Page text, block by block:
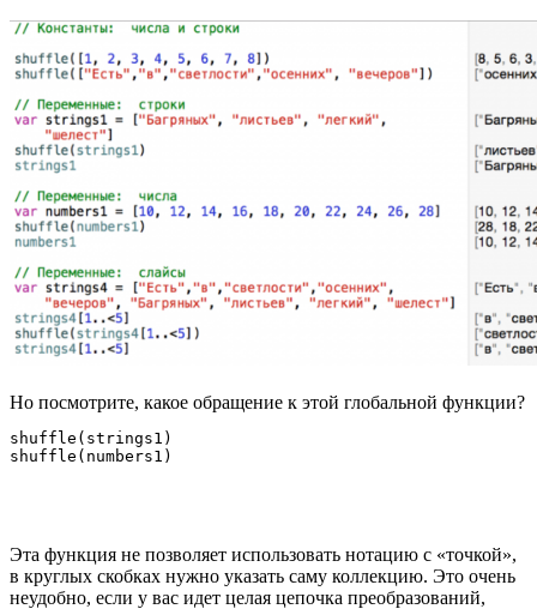
Но посмотрите, какое обращение к этой глобальной функции?
shuffle(strings1)
Эта функция не позволяет использовать нотацию с «точкой»,
в круглых скобках нужно указать саму коллекцию. Это очень
неудобно, если у вас идет целая цепочка преобразований,